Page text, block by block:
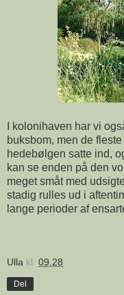
I kolonihaven har vi
buksbom, men de
hedebølgen satte ind,
kan se enden på den
meget småt med
stadig rulles ud i
lange perioder af
Ulla kl. 09.28
Del